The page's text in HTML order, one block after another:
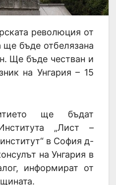
революция от
ще бъде отбелязана
Ще бъде честван и
на Унгария – 15
ще бъдат
„Лист –
в София д-
на Унгария в
информират от